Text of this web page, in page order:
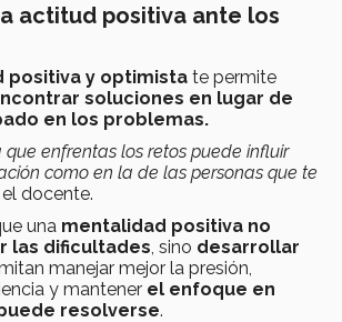
actitud positiva ante los
positiva y optimista te permite
soluciones en lugar de
en los problemas.
enfrentas los retos puede influir
como en la de las personas que te
el docente.
una mentalidad positiva no
las dificultades , sino desarrollar
manejar mejor la presión,
y mantener el enfoque en
resolverse.